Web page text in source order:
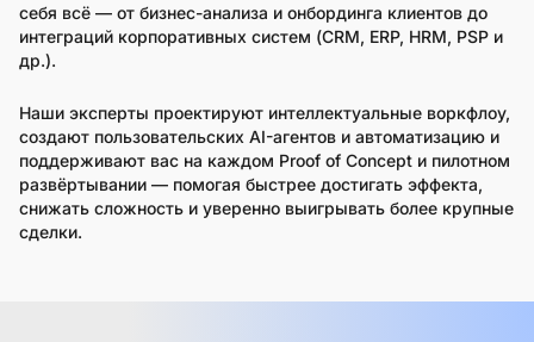
себя всё — от бизнес-анализа и онбординга клиентов до
интеграций корпоративных систем (CRM, ERP, HRM, PSP и
др.).
Наши эксперты проектируют интеллектуальные воркфлоу,
создают пользовательских AI-агентов и автоматизацию и
поддерживают вас на каждом Proof of Concept и пилотном
развёртывании — помогая быстрее достигать эффекта,
снижать сложность и уверенно выигрывать более крупные
сделки.